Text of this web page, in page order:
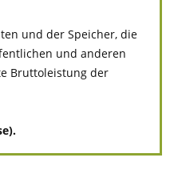
und der Speicher, die
und anderen
Bruttoleistung der